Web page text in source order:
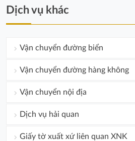
Dịch vụ khác
Vận chuyển đường biển
Vận chuyển đường hàng không
Vận chuyển nội địa
Dịch vụ hải quan
Giấy tờ xuất xứ liên quan XNK